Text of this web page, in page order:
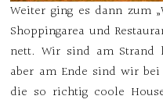
Weiter ging es dann zum
Shoppingarea und
nett. Wir sind am Strand
aber am Ende sind wir
die so richtig coole